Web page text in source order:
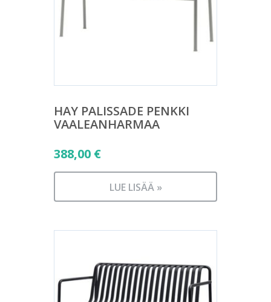
HAY PALISSADE PENKKI
VAALEANHARMAA
388,00 €
LUE LISÄÄ »